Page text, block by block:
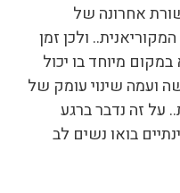
אחרונה של
ולכן זמן
מיוחד בו יכול
ועמה שינוי עומק של
על זה נדבר ברגע
בואו נשים לב